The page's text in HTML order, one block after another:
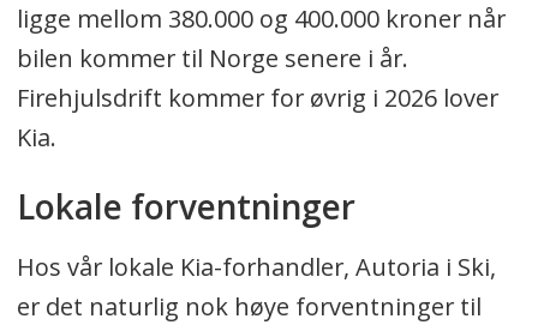
ligge mellom 380.000 og 400.000 kroner når
bilen kommer til Norge senere i år.
Firehjulsdrift kommer for øvrig i 2026 lover
Kia.
Lokale forventninger
Hos vår lokale Kia-forhandler, Autoria i Ski,
er det naturlig nok høye forventninger til